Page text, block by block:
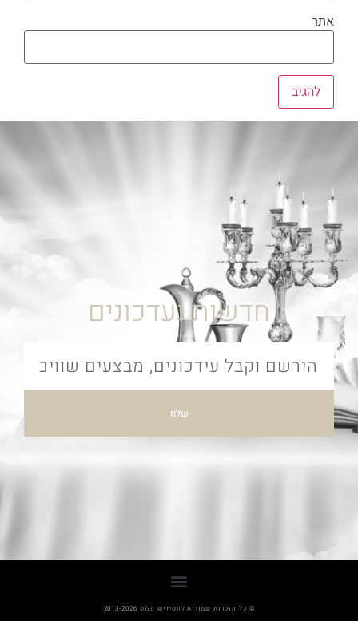
אתר
חדשות ועדכונים
שלח
© כל הזכויות שמורות לחסידיש פלוס 2013-2026